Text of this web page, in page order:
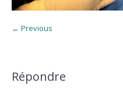
← Previous
Répondre